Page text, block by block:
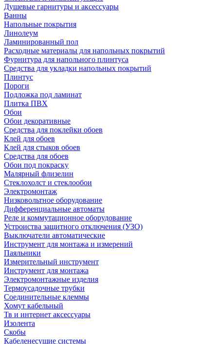
Душевые гарнитуры и аксессуары
Ванны
Напольные покрытия
Линолеум
Ламинированный пол
Расходные материалы для напольных покрытий
Фурнитура для напольного плинтуса
Средства для укладки напольных покрытий
Плинтус
Пороги
Подложка под ламинат
Плитка ПВХ
Обои
Обои декоративные
Средства для поклейки обоев
Клей для обоев
Клей для стыков обоев
Средства для обоев
Обои под покраску
Малярный флизелин
Стеклохолст и стеклообои
Электромонтаж
Низковольтное оборудование
Дифференциальные автоматы
Реле и коммутационное оборудование
Устроиства защитного отключения (УЗО)
Выключатели автоматические
Инструмент для монтажа и измерений
Паяльники
Измерительный инструмент
Инструмент для монтажа
Электромонтажные изделия
Термоусадочные трубки
Соединительные клеммы
Хомут кабельный
Тв и интернет аксессуары
Изолента
Скобы
Кабеленесущие системы